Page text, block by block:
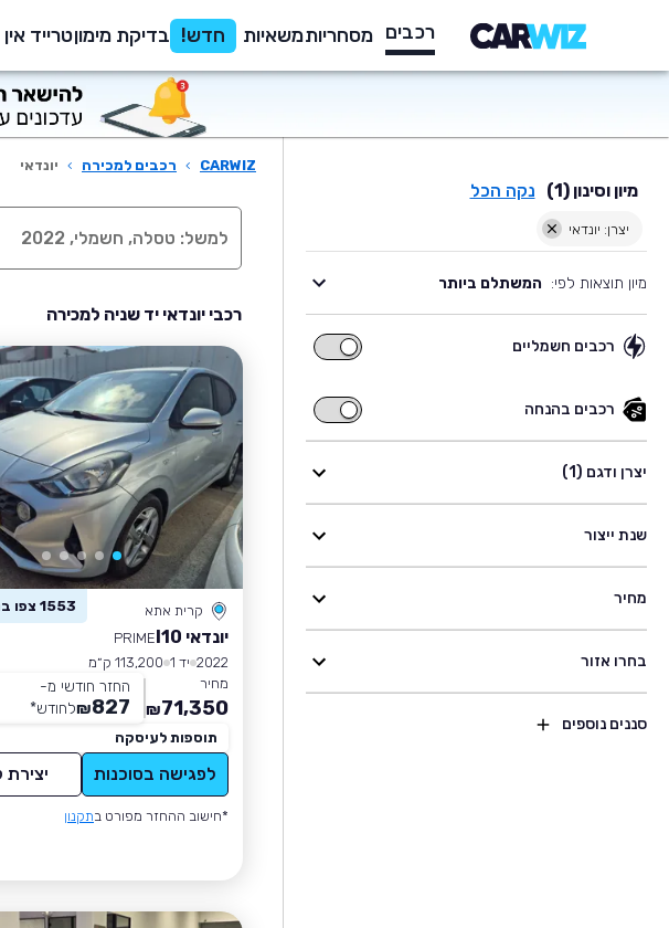
רכבים מסחריותמשאיות חדש! בדיקת מימוןטרייד אין
מיון וסינון (1) נקה הכל
יצרן: יונדאי
מיון תוצאות לפי: המשתלם ביותר
רכבים חשמליים
רכבים
רכבים בהנחה
רכבים
בהנחה
יצרן ודגם (1)
שנת ייצור
מחיר
בחרו אזור
סננים נוספים
CARWIZ
› רכבים למכירה › יונדאי
רכבי יונדאי יד שניה למכירה
קרית אתא 1553 צפו ברכב זה
יונדאי I10
PRIME
2022 יד 1
113,200 ק״מ
מחיר
71,350
₪
החזר חודשי מ-
827
₪לחודש*
תוספות לעיסקה
לפגישה בסוכנות
*חישוב ההחזר מפורט בתקנון